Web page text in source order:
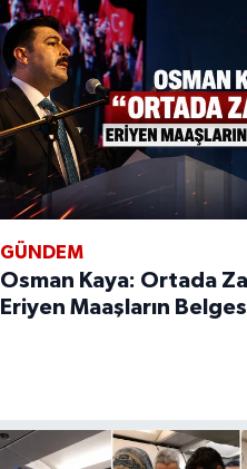
GÜNDEM
Osman Kaya: Ortada
Eriyen Maaşların